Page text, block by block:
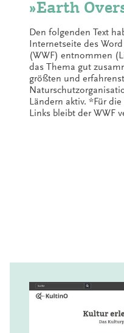
»Earth
Den folgenden Text
Internetseite des
(WWF) entnommen
das Thema gut
größten und
Ländern aktiv. *Für
Links bleibt der